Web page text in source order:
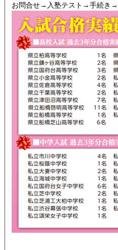
お問合せ→入塾テスト→手続き→